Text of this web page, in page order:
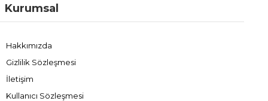
Kurumsal
Hakkımızda
Gizlilik Sözleşmesi
İletişim
Kullanıcı Sözleşmesi